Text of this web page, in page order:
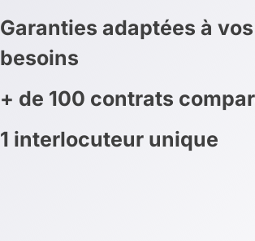
Garanties adaptées à vos
besoins
+ de 100 contrats
1 interlocuteur unique